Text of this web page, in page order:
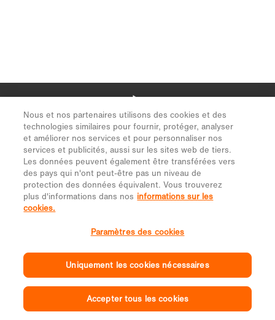
Nous et nos partenaires utilisons des cookies et des
technologies similaires pour fournir, protéger, analyser
et améliorer nos services et pour personnaliser nos
services et publicités, aussi sur les sites web de tiers.
Les données peuvent également être transférées vers
des pays qui n'ont peut-être pas un niveau de
protection des données équivalent. Vous trouverez
plus d'informations dans nos informations sur les
cookies.
Paramètres des cookies
Uniquement les cookies nécessaires
Accepter tous les cookies